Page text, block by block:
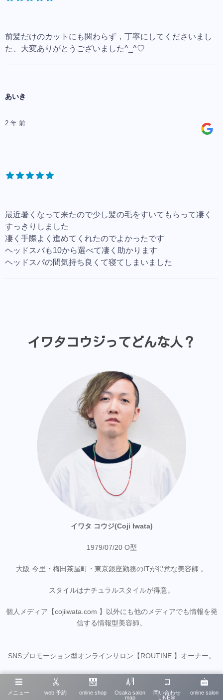
前髪だけのカットにも関わらず，丁寧にしてくださいまし
た、大変ありがとうございました^_^♡
あいき
2 年 前
最近暑くなって来たので少し髪の毛をすいてもらって凄く
すっきりしました
凄く手際よく進めてくれたのでよかったです
ヘッドスバも10から選べて凄く助かります
ヘッドスパの間気持ち良くて寝てしまいました
イワタコウジってどんな人？
イワタ コウジ(Coji Iwata)
1979/07/20 O型
大阪 今里・梅田茶屋町・東京銀座勤務のITが得意な美容師 。
スタイルはナチュラルスタイルが得意。
個人メディア【cojiiwata.com 】以外にも他のメディアでも情報を発
信する情報型美容師。
SNSプロモーション型オンラインサロン【ROUTINE 】オーナー。
少し変わった美容師
はじめまして。美容師のイワタ コウジです。ただ僕は美容師と言
メニュー web 予約 online shop
Osaka salon
map
問い合わせ
LINE＠
online salon